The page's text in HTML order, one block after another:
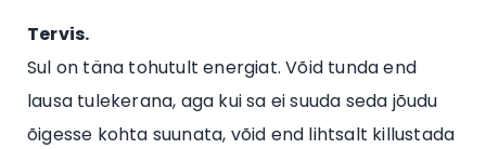
Tervis.
Sul on täna tohutult energiat. Võid tunda end
lausa tulekerana, aga kui sa ei suuda seda jõudu
õigesse kohta suunata, võid end lihtsalt killustada